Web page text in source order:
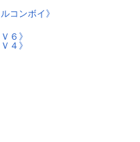
コンボイ》
６》
４》